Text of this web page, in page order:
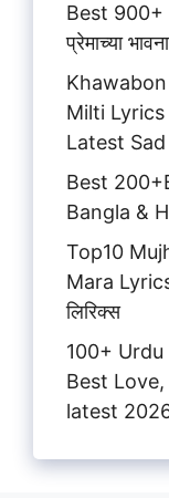
Best 900+
प्रेमाच्या
Milti Lyrics |
Latest
Best
Bangla &
Top10
Mara Lyrics
लिरिक्स
100+ Urdu
Best
latest